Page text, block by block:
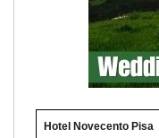
Hotel Novecento Pisa